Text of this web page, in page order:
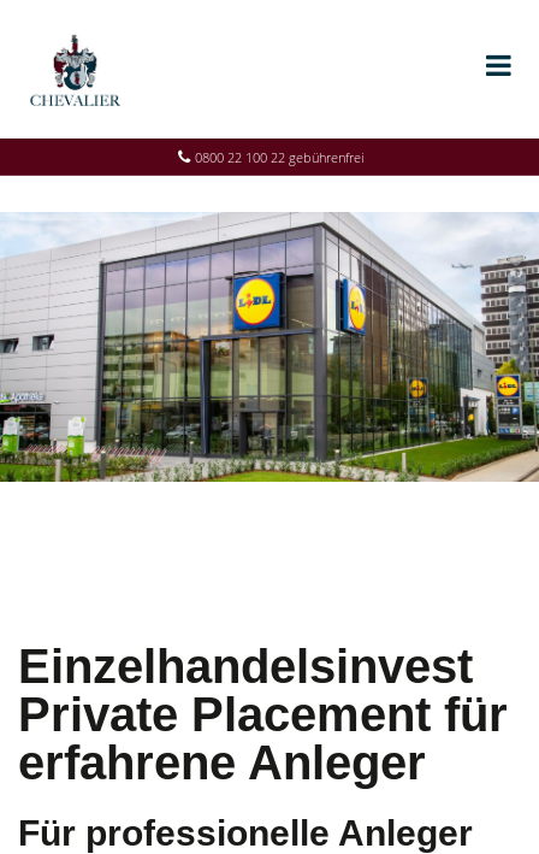
0800 22 100 22 gebührenfrei
Einzelhandelsinvest
Private Placement für
erfahrene Anleger
Für professionelle Anleger